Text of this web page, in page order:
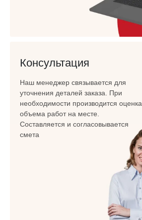
Консультация
Наш менеджер связывается для
уточнения деталей заказа. При
необходимости производится оценка
объема работ на месте.
Составляется и согласовывается
смета